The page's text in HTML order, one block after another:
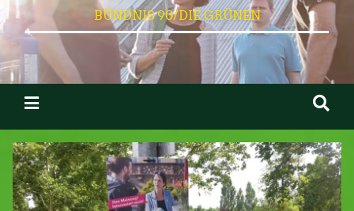
BÜNDNIS 90/DIE GRÜNEN